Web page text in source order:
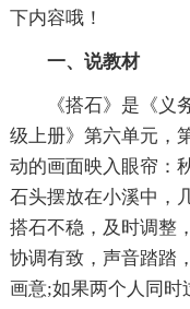
下内容哦！
一、说教材
《搭石》是《义
级上册》第六单元，
动的画面映入眼帘：
石头摆放在小溪中，
搭石不稳，及时调整
协调有致，声音踏踏
画意;如果两个人同时